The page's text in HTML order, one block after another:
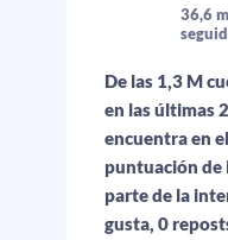
36,6
De las 1,3 M
en las últimas
encuentra en
puntuación de
parte de la
gusta, 0